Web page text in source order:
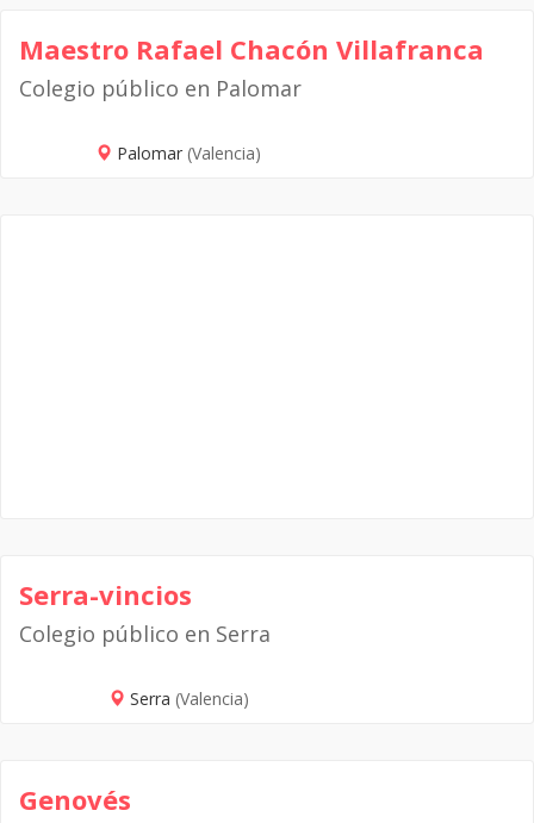
Maestro Rafael Chacón Villafranca
Colegio público en Palomar
Palomar (Valencia)
Serra-vincios
Colegio público en Serra
Serra (Valencia)
Genovés